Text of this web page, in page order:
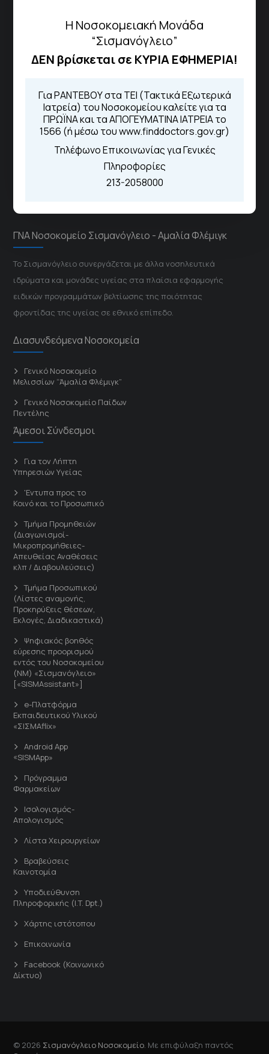
Η Νοσοκομειακή Μονάδα
“Σισμανόγλειο”
ΔΕΝ βρίσκεται σε ΚΥΡΙΑ ΕΦΗΜΕΡΙΑ!
Για ΡΑΝΤΕΒΟΥ στα ΤΕΙ (Τακτικά Εξωτερικά
Ιατρεία) του Νοσοκομείου καλείτε για τα
ΠΡΩΪΝΑ και τα ΑΠΟΓΕΥΜΑΤΙΝΑ ΙΑΤΡΕΙΑ το
1566 (ή μέσω του www.finddoctors.gov.gr)
Τηλέφωνο Επικοινωνίας για Γενικές
Πληροφορίες
213-2058000
Πως να έρθετε με ΜΜΜ
Για τα πρωινά και τα απογευματινά
ιατρεία:
Από τον ιστότοποeΡαντεβού
Καλώντας στην φωνητική πύλη του
1566
Μέσω της εφαρμογής "MyHealth
ΓΝΑ Νοσοκομείο Σισμανόγλειο - Αμαλία Φλέμιγκ
Το Σισμανόγλειο συνεργάζεται με άλλα νοσηλευτικά
ιδρύματα και μονάδες υγείας στα πλαίσια εφαρμογής
ειδικών προγραμμάτων βελτίωσης της ποιότητας
φροντίδας της υγείας σε εθνικό επίπεδο.
Διασυνδεόμενα Νοσοκομεία
Γενικό Νοσοκομείο
Μελισσίων “Άμαλία Φλέμιγκ”
Γενικό Νοσοκομείο Παίδων
Πεντέλης
Άμεσοι Σύνδεσμοι
Για τον Λήπτη
Υπηρεσιών Υγείας
'Εντυπα προς το
Κοινό και το Προσωπικό
Τμήμα Προμηθειών
(Διαγωνισμοί-
Μικροπρομήθειες-
Απευθείας Αναθέσεις
κλπ / Διαβουλεύσεις)
Τμήμα Προσωπικού
(Λίστες αναμονής,
Προκηρύξεις θέσεων,
Εκλογές, Διαδικαστικά)
Ψηφιακός βοηθός
εύρεσης προορισμού
εντός του Νοσοκομείου
(ΝΜ) «Σισμανόγλειο»
[«SISMAssistant»]
e-Πλατφόρμα
Εκπαιδευτικού Υλικού
«ΣΙΣΜΑflix»
Android App
«SISMApp»
Πρόγραμμα
Φαρμακείων
Ισολογισμός-
Απολογισμός
Λίστα Χειρουργείων
Βραβεύσεις
Καινοτομία
Υποδιεύθυνση
Πληροφορικής (I.T. Dpt.)
Χάρτης ιστότοπου
Επικοινωνία
Facebook (Κοινωνικό
Δίκτυο)
© 2026 Σισμανόγλειο Νοσοκομείο . Με επιφύλαξη παντός